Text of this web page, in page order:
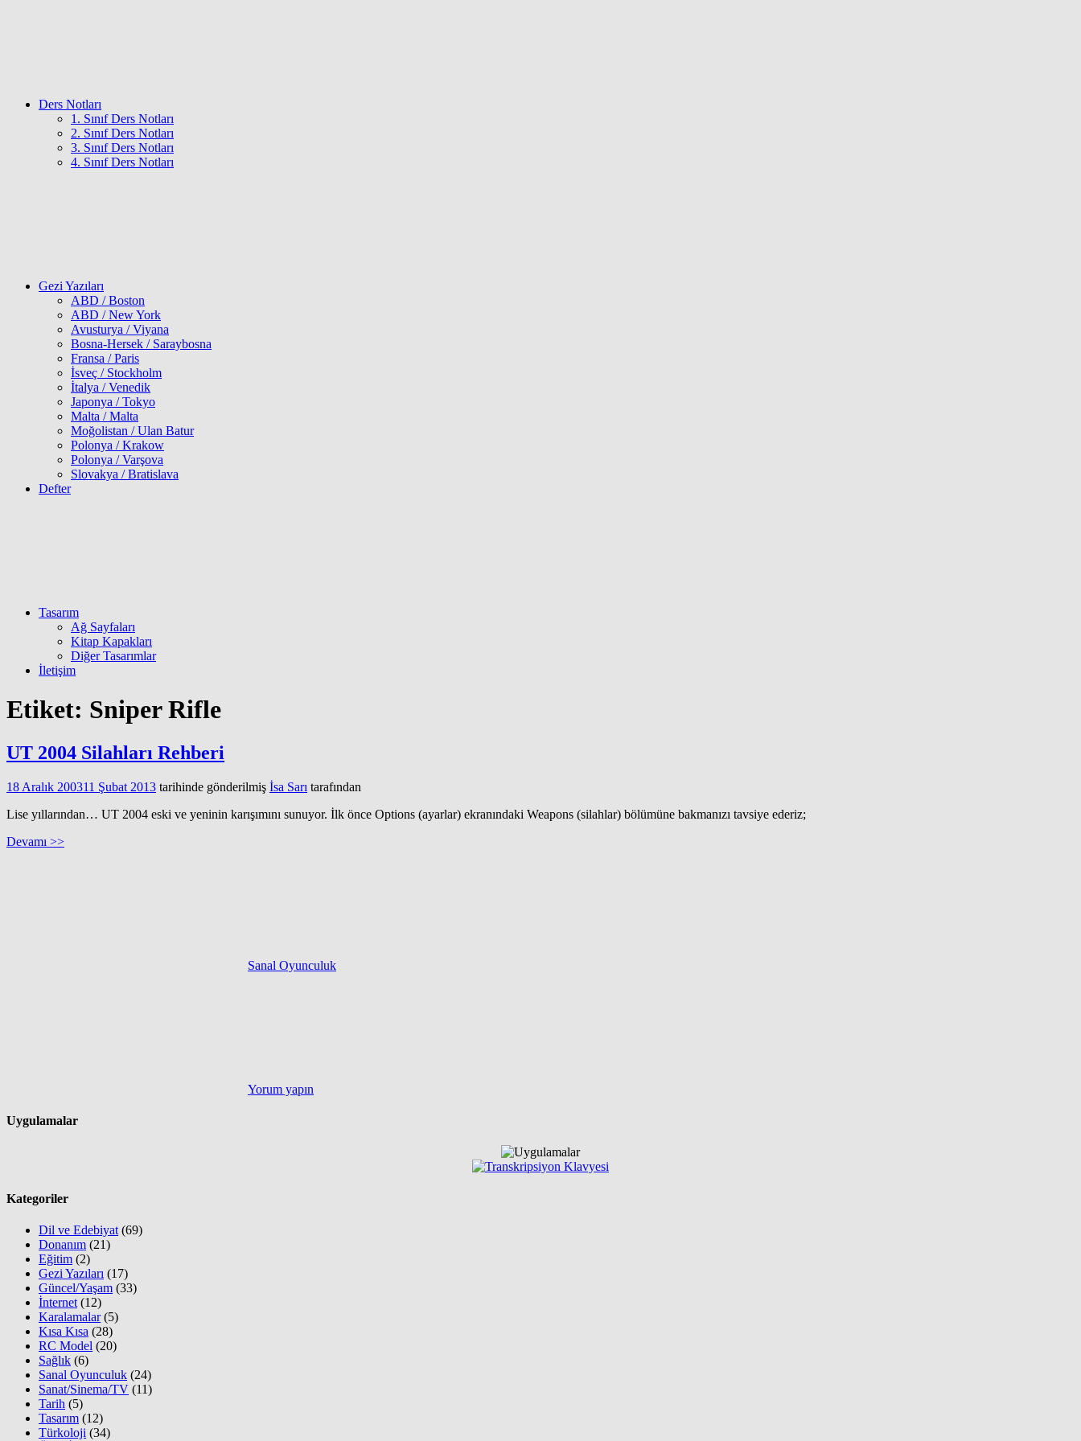
Ders Notları
1. Sınıf Ders Notları
2. Sınıf Ders Notları
3. Sınıf Ders Notları
4. Sınıf Ders Notları
Gezi Yazıları
ABD / Boston
ABD / New York
Avusturya / Viyana
Bosna-Hersek / Saraybosna
Fransa / Paris
İsveç / Stockholm
İtalya / Venedik
Japonya / Tokyo
Malta / Malta
Moğolistan / Ulan Batur
Polonya / Krakow
Polonya / Varşova
Slovakya / Bratislava
Defter
Tasarım
Ağ Sayfaları
Kitap Kapakları
Diğer Tasarımlar
İletişim
Etiket: Sniper Rifle
UT 2004 Silahları Rehberi
18 Aralık 200311 Şubat 2013 tarihinde gönderilmiş İsa Sarı tarafından
Lise yıllarından… UT 2004 eski ve yeninin karışımını sunuyor. İlk önce Options (ayarlar) ekranındaki Weapons (silahlar) bölümüne bakmanızı tavsiye ederiz;
Devamı >>
Sanal Oyunculuk
Yorum yapın
Uygulamalar
Kategoriler
Dil ve Edebiyat (69)
Donanım (21)
Eğitim (2)
Gezi Yazıları (17)
Güncel/Yaşam (33)
İnternet (12)
Karalamalar(5)
Kısa Kısa (28)
RC Model (20)
Sağlık (6)
Sanal Oyunculuk (24)
Sanat/Sinema/TV (11)
Tarih (5)
Tasarım (12)
Türkoloji (34)